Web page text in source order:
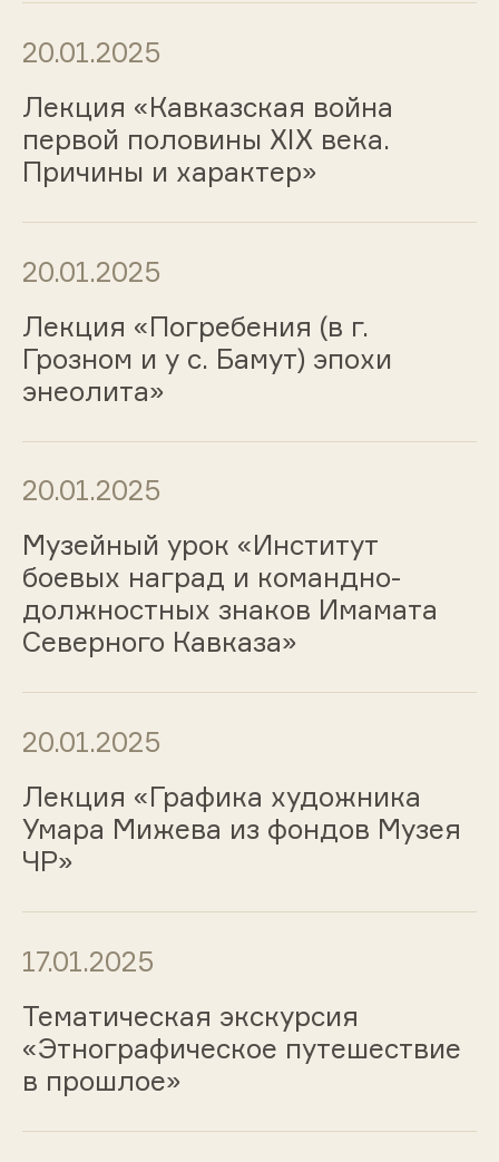
20.01.2025
Лекция «Кавказская война
первой половины ХIХ века.
Причины и характер»
20.01.2025
Лекция «Погребения (в г.
Грозном и у с. Бамут) эпохи
энеолита»
20.01.2025
Музейный урок «Институт
боевых наград и командно-
должностных знаков Имамата
Северного Кавказа»
20.01.2025
Лекция «Графика художника
Умара Мижева из фондов Музея
ЧР»
17.01.2025
Тематическая экскурсия
«Этнографическое путешествие
в прошлое»